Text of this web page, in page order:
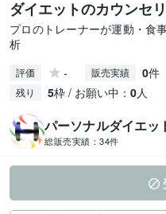
ダイエットのカウンセ
プロのトレーナーが運動・食
析
評価 - 販売実績 0件
残り 5枠 / お願い中： 0人
パーソナルダイエッ
総販売実績： 34件